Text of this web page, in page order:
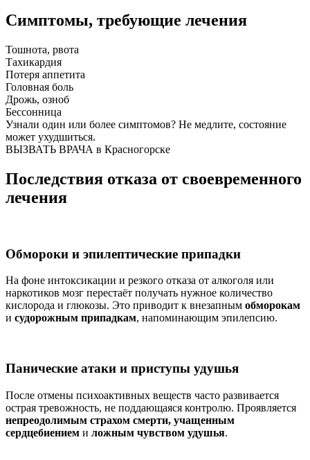
Симптомы, требующие лечения
Тошнота, рвота
Тахикардия
Потеря аппетита
Головная боль
Дрожь, озноб
Бессонница
Узнали один или более симптомов? Не медлите, состояние
может ухудшиться.
ВЫЗВАТЬ ВРАЧА в Красногорске
Последствия отказа от своевременного
лечения
Обмороки и эпилептические припадки
На фоне интоксикации и резкого отказа от алкоголя или
наркотиков мозг перестаёт получать нужное количество
кислорода и глюкозы. Это приводит к внезапным обморокам
и судорожным припадкам, напоминающим эпилепсию.
Панические атаки и приступы удушья
После отмены психоактивных веществ часто развивается
острая тревожность, не поддающаяся контролю. Проявляется
непреодолимым страхом смерти, учащенным
сердцебиением и ложным чувством удушья.